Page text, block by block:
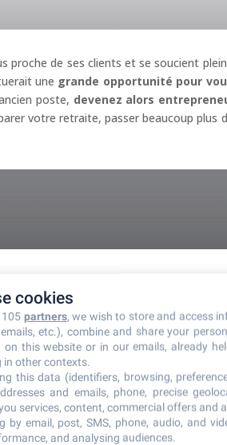
proche de ses clients et se soucient
une grande opportunité pour
poste, devenez alors
votre retraite, passer beaucoup plus
Forever ?
de Revenu etc.
cookies
partners, we wish to store and access
etc.), combine and share your
on this website or in our emails, already
in other contexts.
this data (identifiers, browsing,
and emails, phone, precise
services, content, commercial offers and
by email, post, SMS, phone, audio, and
and analysing audiences.